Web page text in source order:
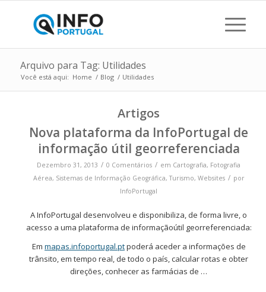
Arquivo para Tag: Utilidades
Você está aqui: Home / Blog / Utilidades
Artigos
Nova plataforma da InfoPortugal de
informação útil georreferenciada
Dezembro 31, 2013 / 0 Comentários / em Cartografia, Fotografia
Aérea, Sistemas de Informação Geográfica,Turismo, Websites / por
InfoPortugal
A InfoPortugal desenvolveu e disponibiliza, de forma livre, o
acesso a uma plataforma de informaçãoútil georreferenciada:
Em mapas.infoportugal.ptpoderá aceder a informações de
trânsito, em tempo real, de todo o país, calcular rotas e obter
direções, conhecer as farmácias de …